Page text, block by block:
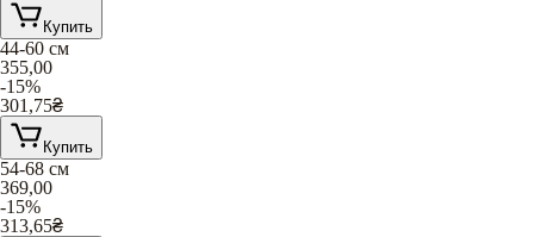
Купить
44-60 см
355,00
-15%
301,75₴
Купить
54-68 см
369,00
-15%
313,65₴